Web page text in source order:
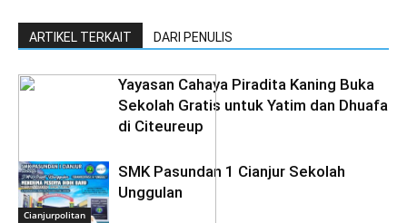
ARTIKEL TERKAIT DARI PENULIS
Yayasan Cahaya Piradita Kaning Buka
Sekolah Gratis untuk Yatim dan Dhuafa
di Citeureup
Cianjurpolitan
SMK Pasundan 1 Cianjur Sekolah
Unggulan